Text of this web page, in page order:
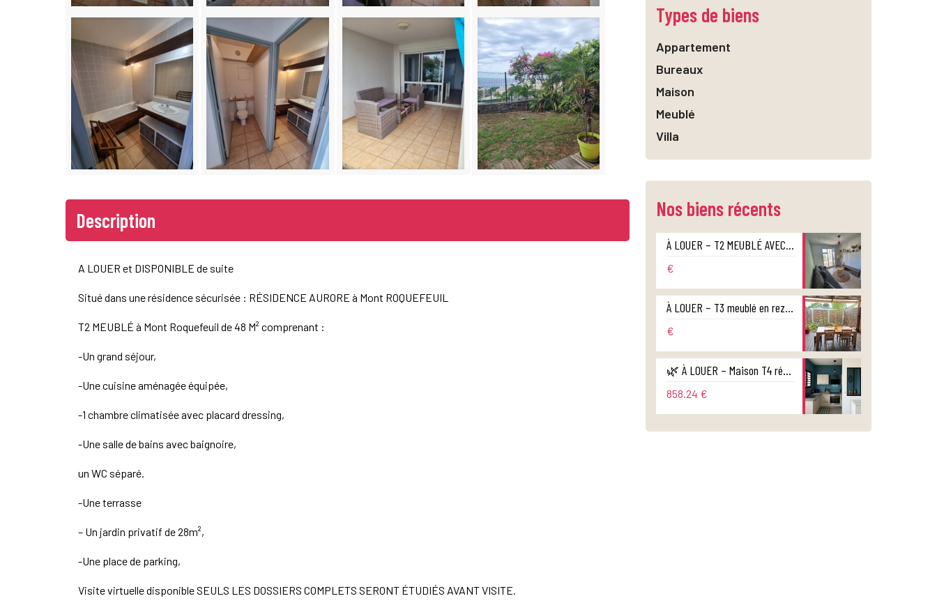
Description
A LOUER et DISPONIBLE de suite
Situé dans une résidence sécurisée : RÉSIDENCE AURORE à Mont ROQUEFEUIL
T2 MEUBLÉ à Mont Roquefeuil de 48 M² comprenant :
-Un grand séjour,
-Une cuisine aménagée équipée,
-1 chambre climatisée avec placard dressing,
-Une salle de bains avec baignoire,
un WC séparé.
-Une terrasse
– Un jardin privatif de 28m²,
-Une place de parking,
Visite virtuelle disponible SEULS LES DOSSIERS COMPLETS SERONT ÉTUDIÉS AVANT VISITE.
Types de biens
Appartement
Bureaux
Maison
Meublé
Villa
Nos biens récents
À LOUER – T2 MEUBLÉ AVEC VARANGUE ET PARKING – RÉSIDENCE HERITAGE – CENTRE-VILLE DE SAINT-DENIS
€
À LOUER – T3 meublé en rez-de-jardin style maison jumelée – Ravine des Cabris
€
🌿 À LOUER – Maison T4 récente avec jardin – Sainte-Suzanne
858.24 €